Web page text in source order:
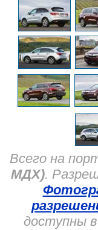
Всего на
МДХ).
доступны в